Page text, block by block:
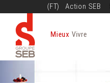
contenu
principal
(FT) Action SEB
Mieux Vivre